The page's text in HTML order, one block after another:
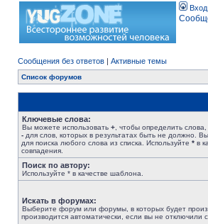
Вход
Сообщения без ответов | Активные темы
Список форумов
Ключевые слова:
Вы можете использовать + , чтобы определить
- для слов, которых в результатах быть не должно.
для поиска любого слова из списка. Используйте * в
совпадения.
Поиск по автору:
Используйте * в качестве шаблона.
Искать в форумах:
Выберите форум или форумы, в которых будет
производится автоматически, если вы не отключили